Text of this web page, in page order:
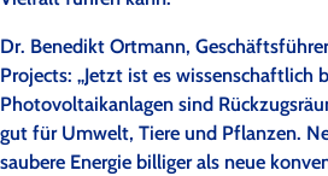
Dr. Benedikt Ortmann,
Projects: „Jetzt ist es wissenschaftlich
Photovoltaikanlagen sind
gut für Umwelt, Tiere und Pflanzen.
saubere Energie billiger als neue